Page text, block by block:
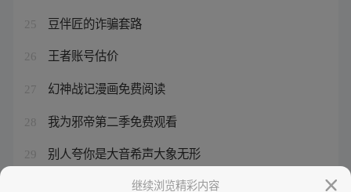
25 豆伴匠的诈骗套路
26 王者账号估价
27 幻神战记漫画免费阅读
28 我为邪帝第二季免费观看
29 别人夸你是大音希声大象无形
醉银剑是什么意思继续浏览精彩内容